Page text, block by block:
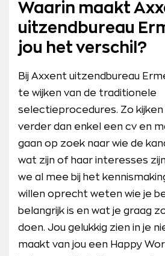
Waarin maakt
uitzendbureau
jou het verschil?
Bij Axxent uitzendbureau
te wijken van de traditionele
selectieprocedures. Zo kijken
verder dan enkel een cv en
gaan op zoek naar wie de
wat zijn of haar interesses
we al mee bij het
willen oprecht weten wie je
belangrijk is en wat je graag
doen. Jou gelukkig zien in je
maakt van jou een Happy